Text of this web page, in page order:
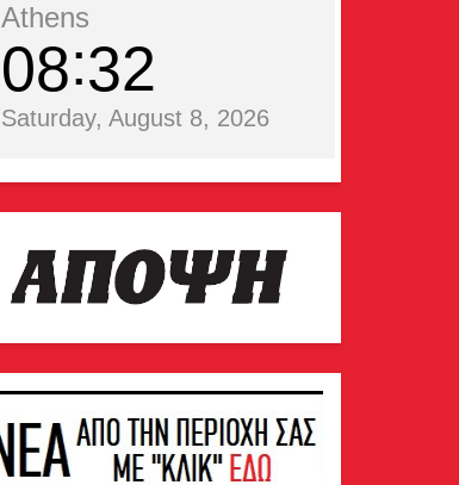
Athens
08 32
Saturday, August 8, 2026